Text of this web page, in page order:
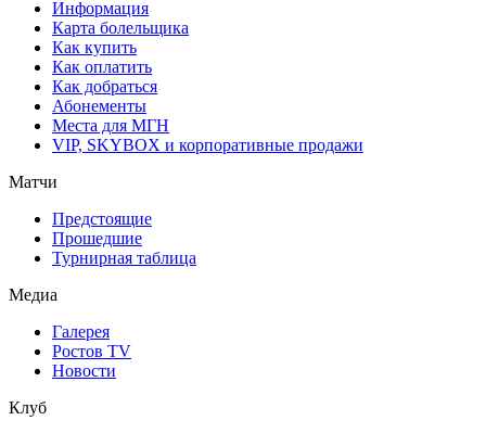
Информация
Карта болельщика
Как купить
Как оплатить
Как добраться
Абонементы
Места для МГН
VIP, SKYBOX и корпоративные продажи
Матчи
Предстоящие
Прошедшие
Турнирная таблица
Медиа
Галерея
Ростов TV
Новости
Клуб